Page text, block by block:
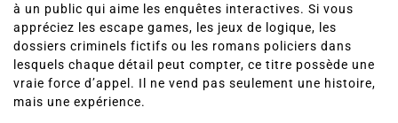
à un public qui aime les enquêtes interactives. Si vous
appréciez les escape games, les jeux de logique, les
dossiers criminels fictifs ou les romans policiers dans
lesquels chaque détail peut compter, ce titre possède une
vraie force d’appel. Il ne vend pas seulement une histoire,
mais une expérience.